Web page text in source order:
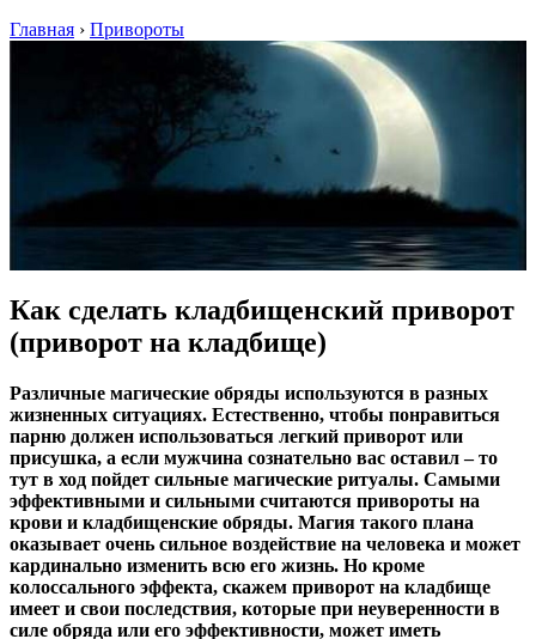
Главная › Привороты
Как сделать кладбищенский приворот
(приворот на кладбище)
Различные магические обряды используются в разных
жизненных ситуациях. Естественно, чтобы понравиться
парню должен использоваться легкий приворот или
присушка, а если мужчина сознательно вас оставил – то
тут в ход пойдет сильные магические ритуалы. Самыми
эффективными и сильными считаются привороты на
крови и кладбищенские обряды. Магия такого плана
оказывает очень сильное воздействие на человека и может
кардинально изменить всю его жизнь. Но кроме
колоссального эффекта, скажем приворот на кладбище
имеет и свои последствия, которые при неуверенности в
силе обряда или его эффективности, может иметь